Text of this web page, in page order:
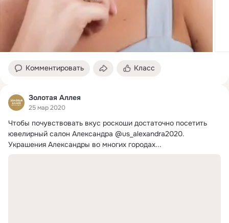
Комментировать Класс
Золотая Аллея
25 мар 2020
Чтобы почувствовать вкус роскоши достаточно посетить
ювелирный салон Александра @us_alexandra2020.
Украшения Александры во многих городах...